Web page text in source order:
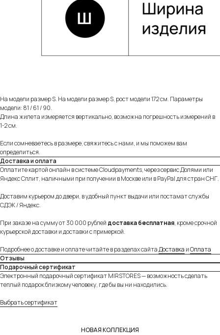
На модели размер S. На модели размер S, рост модели 172 см. Параметры
модели: 81 / 61 / 90.
Длина жилета измеряется вертикально, возможна погрешность измерений в
1-2 см.
Если сомневаетесь в размере, свяжитесь с нами, и мы поможем вам
определиться.
Доставка и оплата
Оплатите картой онлайн в системе Cloudpayments, через сервис Долями или
Яндекс Сплит, наличными при получении в Москве или в PayPal для стран СНГ.
Доставим курьером до двери, в удобный пункт выдачи или постамат службы
СДЭК / Яндекс.
При заказе на сумму от 30 000 рублей доставка бесплатная, кроме срочной
курьерской доставки и доставки с примеркой.
Подробнее о доставке и оплате читайте в разделах сайтаДоставка иОплата
Отзывы
Подарочный сертификат
Электронный подарочный сертификат MIRSTORES — возможность сделать
теплый подарок близкому человеку, где бы вы ни находились.
Выбрать сертификат
НОВАЯ КОЛЛЕКЦИЯ
создания и упаковки наших товаров.
Индивидуальное изготовление
Предложим доставить заказ удобным для вас
способом — курьером в день заказа по Москве
или в ближайший к вам пункт выдачи заказов.
Подробнее
Удобная и безопасная оплата
любого банка или частично через сервисы
«Долями» и Яндекс «Сплит».